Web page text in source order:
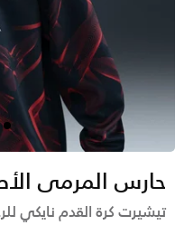
حارس المرمى
تيشيرت كرة القدم نايكي